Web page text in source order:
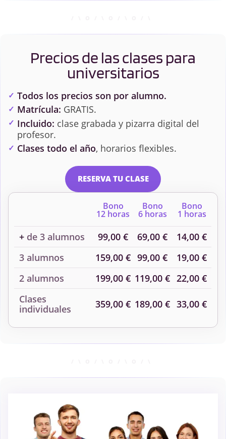
Precios de las clases para
universitarios
Todos los precios son por alumno.
Matrícula: GRATIS.
Incluido: clase grabada y pizarra digital del
profesor.
Clases todo el año, horarios flexibles.
RESERVA TU CLASE
Bono
12 horas
Bono
6 horas
Bono
1 horas
+ de 3 alumnos 99,00 € 69,00 €
14,00 €
3 alumnos
159,00 € 99,00 €
19,00 €
2 alumnos
199,00 € 119,00 € 22,00 €
Clases
individuales
359,00 € 189,00 € 33,00 €